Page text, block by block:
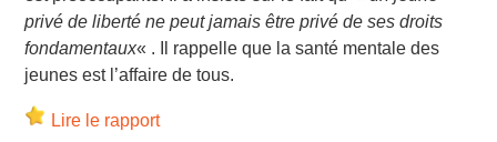
privé de liberté ne peut jamais être privé de ses droits
fondamentaux« . Il rappelle que la santé mentale des
jeunes est l’affaire de tous.
Lire le rapport